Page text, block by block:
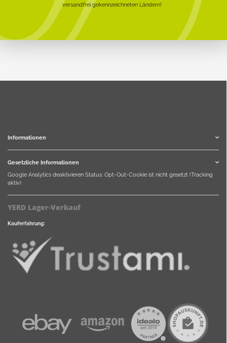
versandfrei gekennzeichneten Ländern!
Informationen
Gesetzliche Informationen
Google Analytics deaktivieren Status: Opt-Out-Cookie ist nicht gesetzt (Tracking
aktiv)
YERD Lager-Verkauf
Kauferfahrung: